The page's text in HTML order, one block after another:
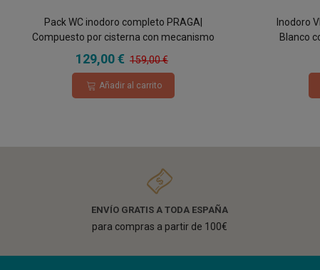
Pack WC inodoro completo PRAGA|
Compuesto por cisterna con mecanismo
ECO, taza BTW rimless y asiento con tapa
amortiguada
129,00 € 159,00 €
Añadir al carrito
Inodoro
Blanco
Moderno
ENVÍO GRATIS A TODA ESPAÑA
para compras a partir de 100€